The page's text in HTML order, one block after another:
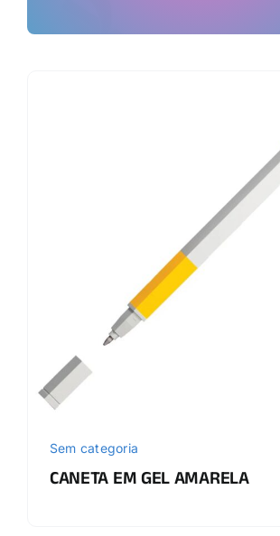
Sem categoria
CANETA EM GEL AMARELA